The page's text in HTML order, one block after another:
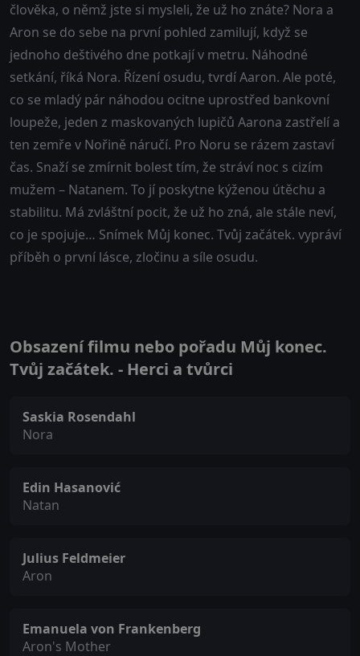
člověka, o němž jste si mysleli, že už ho znáte? Nora a
Aron se do sebe na první pohled zamilují, když se
jednoho deštivého dne potkají v metru. Náhodné
setkání, říká Nora. Řízení osudu, tvrdí Aaron. Ale poté,
co se mladý pár náhodou ocitne uprostřed bankovní
loupeže, jeden z maskovaných lupičů Aarona zastřelí a
ten zemře v Nořině náručí. Pro Noru se rázem zastaví
čas. Snaží se zmírnit bolest tím, že stráví noc s cizím
mužem – Natanem. To jí poskytne kýženou útěchu a
stabilitu. Má zvláštní pocit, že už ho zná, ale stále neví,
co je spojuje… Snímek Můj konec. Tvůj začátek. vypráví
příběh o první lásce, zločinu a síle osudu.
Obsazení filmu nebo pořadu Můj konec.
Tvůj začátek. - Herci a tvůrci
Saskia Rosendahl
Nora
Edin Hasanović
Natan
Julius Feldmeier
Aron
Emanuela von Frankenberg
Aron's Mother